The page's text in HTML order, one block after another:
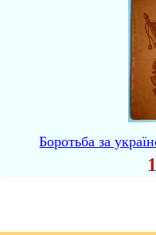
Боротьба за